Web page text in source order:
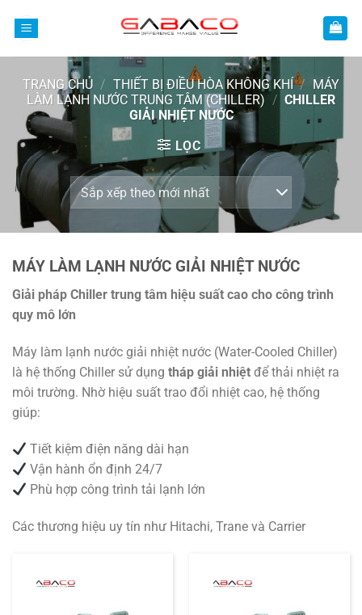
TRANG CHỦ / THIẾT BỊ ĐIỀU HÒA KHÔNG KHÍ / MÁY
LÀM LẠNH NƯỚC TRUNG TÂM (CHILLER) / CHILLER
GIẢI NHIỆT NƯỚC
LỌC
MÁY LÀM LẠNH NƯỚC GIẢI NHIỆT NƯỚC
Giải pháp Chiller trung tâm hiệu suất cao cho công trình
quy mô lớn
Máy làm lạnh nước giải nhiệt nước (Water-Cooled Chiller)
là hệ thống Chiller sử dụng tháp giải nhiệt để thải nhiệt ra
môi trường. Nhờ hiệu suất trao đổi nhiệt cao, hệ thống
giúp:
Tiết kiệm điện năng dài hạn
Vận hành ổn định 24/7
Phù hợp công trình tải lạnh lớn
Các thương hiệu uy tín như Hitachi, Trane và Carrier